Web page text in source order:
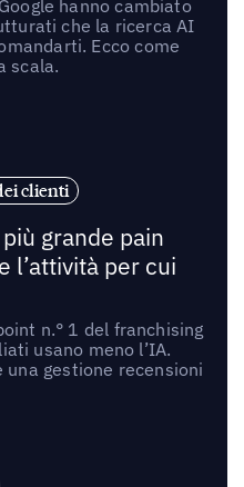
hanno cambiato
che la ricerca AI
Ecco come
scala.
clienti
grande pain
l’attività per cui
n.° 1 del franchising
usano meno l’IA.
gestione recensioni